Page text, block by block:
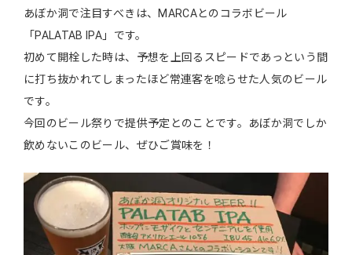
あぼか洞で注目すべきは、MARCAとのコラボビール
「PALATAB IPA」です。
初めて開栓した時は、予想を上回るスピードであっという間
に打ち抜かれてしまったほど常連客を唸らせた人気のビール
です。
今回のビール祭りで提供予定とのことです。あぼか洞でしか
飲めないこのビール、ぜひご賞味を！